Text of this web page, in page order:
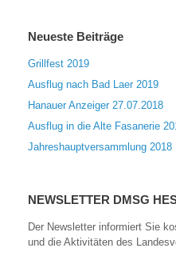
Neueste Beiträge
Grillfest 2019
Ausflug nach Bad Laer 2019
Hanauer Anzeiger 27.07.2018
Ausflug in die Alte Fasanerie
Jahreshauptversammlung 2018
NEWSLETTER DMSG
Der Newsletter informiert Sie
und die Aktivitäten des